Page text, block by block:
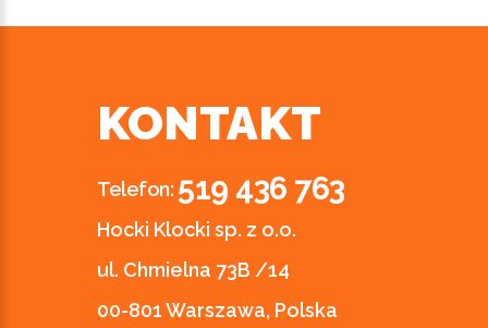
KONTAKT
Telefon: 519 436 763
Hocki Klocki sp. z o.o.
ul. Chmielna 73B /14
00-801 Warszawa, Polska